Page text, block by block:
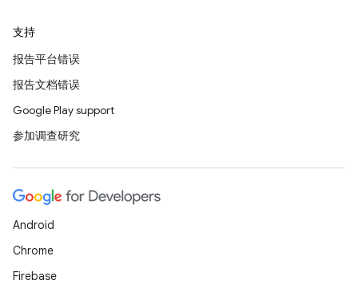
支持
报告平台错误
报告文档错误
Google Play support
参加调查研究
Android
Chrome
Firebase